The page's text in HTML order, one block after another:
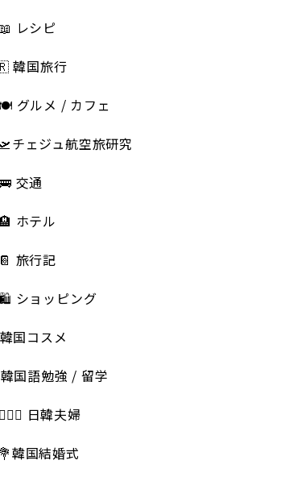
📖 レシピ
韓国旅行
🍽 グルメ / カフェ
🛫チェジュ航空旅研究
交通
🏨 ホテル
📔 旅行記
ショッピング
国コスメ
国語勉強 / 留学
日韓夫婦
💐韓国結婚式